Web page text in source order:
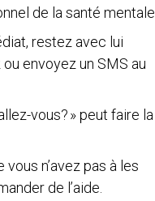
de la santé mentale.
restez avec lui
envoyez un SMS au
vous? » peut faire la
n’avez pas à les
de l’aide.